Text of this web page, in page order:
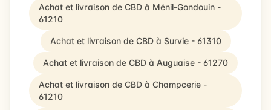
Achat et livraison de CBD à Ménil-Gondouin -
61210
Achat et livraison de CBD à Survie - 61310
Achat et livraison de CBD à Auguaise - 61270
Achat et livraison de CBD à Champcerie -
61210